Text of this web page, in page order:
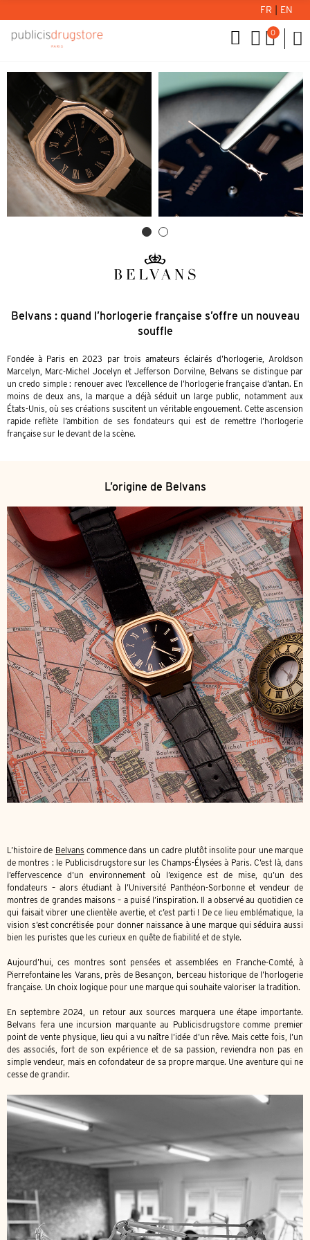
FR EN
0
Belvans : quand l’horlogerie française s’offre un nouveau
souffle
Fondée à Paris en 2023 par trois amateurs éclairés d’horlogerie, Aroldson
Marcelyn, Marc-Michel Jocelyn et Jefferson Dorvilne, Belvans se distingue par
un credo simple : renouer avec l’excellence de l’horlogerie française d’antan. En
moins de deux ans, la marque a déjà séduit un large public, notamment aux
États-Unis, où ses créations suscitent un véritable engouement. Cette ascension
rapide reflète l’ambition de ses fondateurs qui est de remettre l’horlogerie
française sur le devant de la scène.
L’origine de Belvans
L’histoire de Belvans commence dans un cadre plutôt insolite pour une marque
de montres : le Publicisdrugstore sur les Champs-Élysées à Paris. C’est là, dans
l’effervescence d’un environnement où l’exigence est de mise, qu’un des
fondateurs – alors étudiant à l’Université Panthéon-Sorbonne et vendeur de
montres de grandes maisons – a puisé l’inspiration. Il a observé au quotidien ce
qui faisait vibrer une clientèle avertie, et c’est parti ! De ce lieu emblématique, la
vision s’est concrétisée pour donner naissance à une marque qui séduira aussi
bien les puristes que les curieux en quête de fiabilité et de style.
Aujourd’hui, ces montres sont pensées et assemblées en Franche-Comté, à
Pierrefontaine les Varans, près de Besançon, berceau historique de l’horlogerie
française. Un choix logique pour une marque qui souhaite valoriser la tradition.
En septembre 2024, un retour aux sources marquera une étape importante.
Belvans fera une incursion marquante au Publicisdrugstore comme premier
point de vente physique, lieu qui a vu naître l’idée d’un rêve. Mais cette fois, l’un
des associés, fort de son expérience et de sa passion, reviendra non pas en
simple vendeur, mais en cofondateur de sa propre marque. Une aventure qui ne
cesse de grandir.